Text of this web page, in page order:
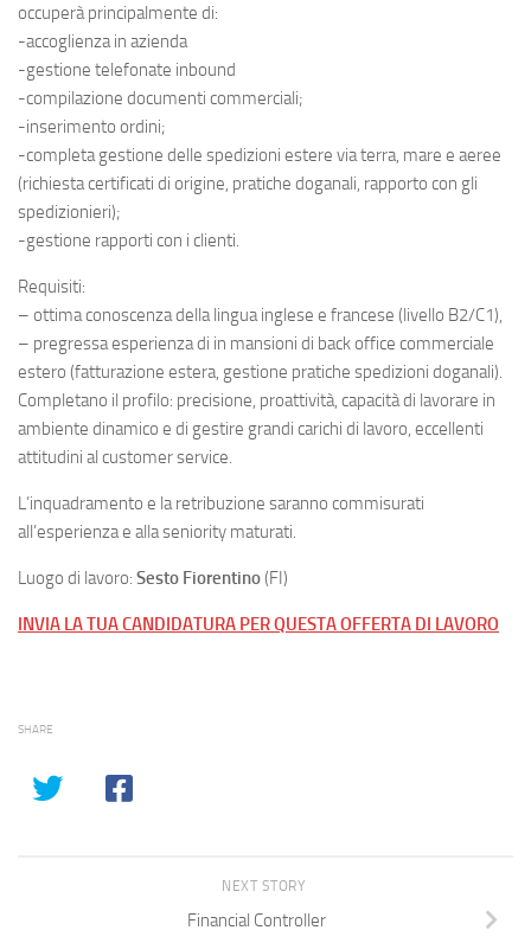
occuperà principalmente di:
-accoglienza in azienda
-gestione telefonate inbound
-compilazione documenti commerciali;
-inserimento ordini;
-completa gestione delle spedizioni estere via terra, mare e aeree
(richiesta certificati di origine, pratiche doganali, rapporto con gli
spedizionieri);
-gestione rapporti con i clienti.
Requisiti:
– ottima conoscenza della lingua inglese e francese (livello B2/C1),
– pregressa esperienza di in mansioni di back office commerciale
estero (fatturazione estera, gestione pratiche spedizioni doganali).
Completano il profilo: precisione, proattività, capacità di lavorare in
ambiente dinamico e di gestire grandi carichi di lavoro, eccellenti
attitudini al customer service.
L’inquadramento e la retribuzione saranno commisurati
all’esperienza e alla seniority maturati.
Luogo di lavoro: Sesto Fiorentino(FI)
INVIA LA TUA CANDIDATURA PER QUESTA OFFERTA DI LAVORO
SHARE
NEXT STORY
Financial Controller